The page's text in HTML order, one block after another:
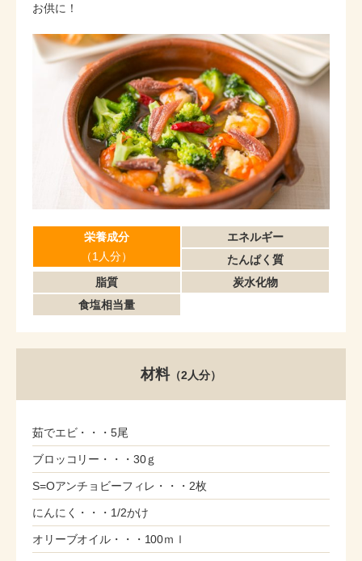
お供に！
栄養成分
（1人分）
エネルギー
たんぱく質
脂質
炭水化物
食塩相当量
材料（2人分）
茹でエビ・・・5尾
ブロッコリー・・・30ｇ
S=Oアンチョビーフィレ・・・2枚
にんにく・・・1/2かけ
オリーブオイル・・・100ｍｌ